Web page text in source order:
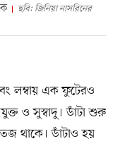
ছবি: জিনিয়া নাসরিনের
লম্বায় এক ফুটেরও
ও সুস্বাদু। ডাঁটা শুরু
থাকে। ডাঁটাও হয়